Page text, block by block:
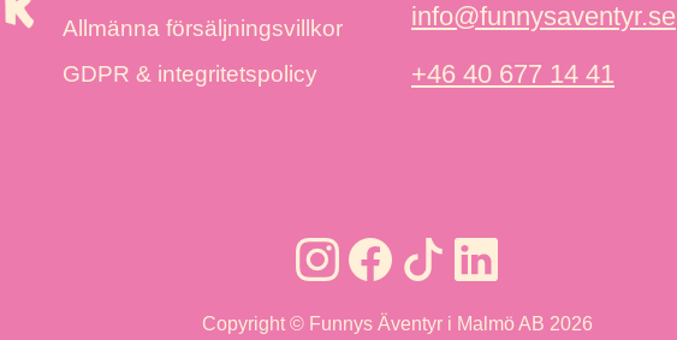
Allmänna försäljningsvillkor
GDPR & integritetspolicy
info@funnysaventyr.se
+46 40 677 14 41
Copyright © Funnys Äventyr i Malmö AB 2026